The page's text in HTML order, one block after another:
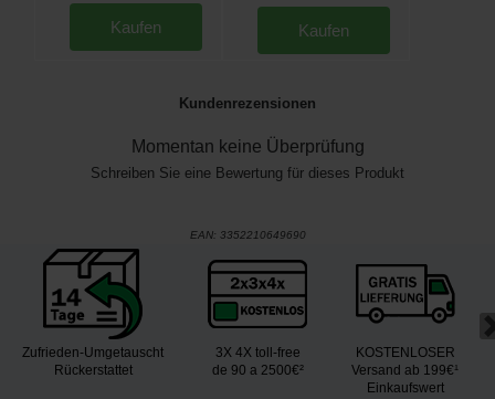
Kaufen Kaufen
Kundenrezensionen
Momentan keine Überprüfung
Schreiben Sie eine Bewertung für dieses Produkt
EAN: 3352210649690
Zufrieden-Umgetauscht
Rückerstattet
3X 4X toll-free
de 90 a 2500€²
KOSTENLOSER
Versand ab 199€¹
Einkaufswert